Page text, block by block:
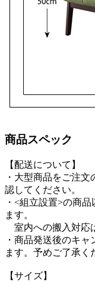
商品スペック
【配送について】
・大型商品をご注
認してください。
・<組立設置>の商
ます。
室内への搬入対応
・商品発送後のキ
ます。予めご了承く
【サイズ】